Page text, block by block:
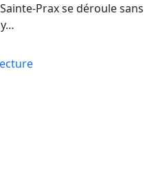
Prax se déroule sans